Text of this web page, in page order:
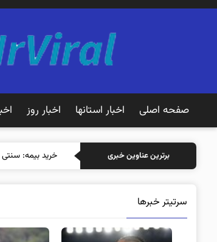
صفحه اصلی اخبار استانها اخبار روز
برترین عناوین خبری خرید بیمه: سنتی
سرتیتر خبرها